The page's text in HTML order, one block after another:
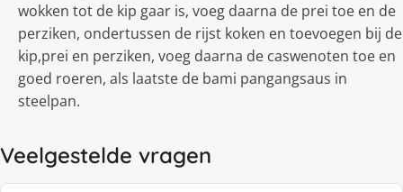
wokken tot de kip gaar is, voeg daarna de prei toe en de
perziken, ondertussen de rijst koken en toevoegen bij de
kip,prei en perziken, voeg daarna de caswenoten toe en
goed roeren, als laatste de bami pangangsaus in
steelpan.
Veelgestelde vragen